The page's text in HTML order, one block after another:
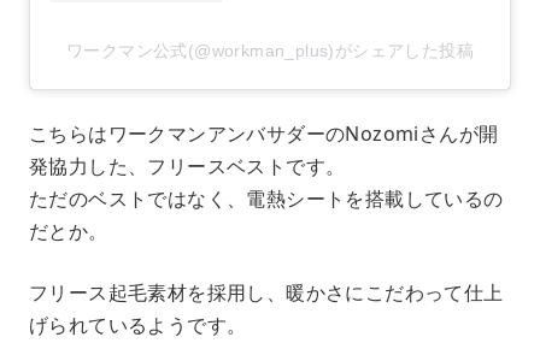
ワークマン公式(@workman_plus)がシェアした投稿
こちらはワークマンアンバサダーのNozomiさんが開
発協力した、フリースベストです。
ただのベストではなく、電熱シートを搭載しているの
だとか。
フリース起毛素材を採用し、暖かさにこだわって仕上
げられているようです。